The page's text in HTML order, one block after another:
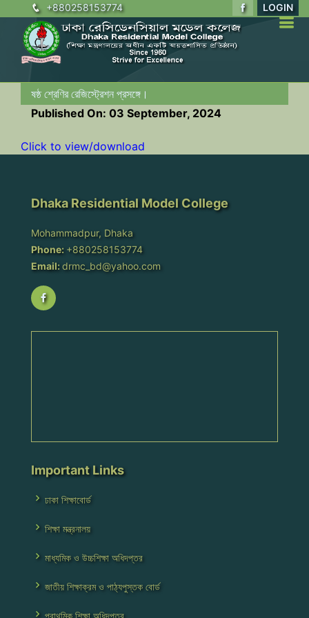
+880258153774 LOGIN
ষষ্ঠ শ্রেণির রেজিস্ট্রেশন প্রসঙ্গে।
Published On: 03 September, 2024
Click to view/download
Dhaka Residential Model College
Mohammadpur, Dhaka
Phone: +880258153774
Email: drmc_bd@yahoo.com
Important Links
ঢাকা শিক্ষাবোর্ড
শিক্ষা মন্ত্রনালয়
মাধ্যমিক ও উচ্চশিক্ষা অধিদপ্তর
জাতীয় শিক্ষাক্রম ও পাঠ্যপুস্তক বোর্ড
প্রাথমিক শিক্ষা অধিদপ্তর